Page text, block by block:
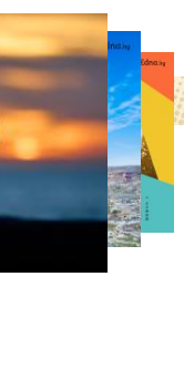
прогноза
неделя